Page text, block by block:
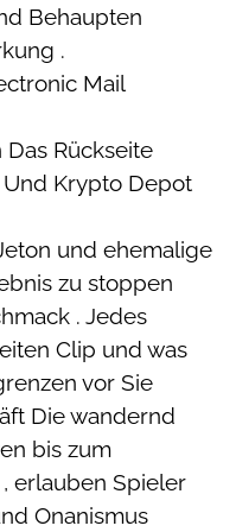
Behaupten
.
Mail
Rückseite
Krypto Depot
und ehemalige
zu stoppen
. Jedes
Clip und was
vor Sie
Die wandernd
bis zum
erlauben Spieler
Onanismus